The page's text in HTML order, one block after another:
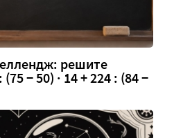
решите
− 50) · 14 + 224 : (84 −